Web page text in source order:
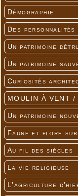
Démographie
Des personnalités
Un patrimoine
Un patrimoine
Curiosités
MOULIN À VENT /
Un patrimoine
Faune et flore
Au fil des siècles
La vie religieuse
L'agriculture